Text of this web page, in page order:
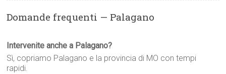
Domande frequenti — Palagano
Intervenite anche a Palagano?
Sì, copriamo Palagano e la provincia di MO con tempi
rapidi.